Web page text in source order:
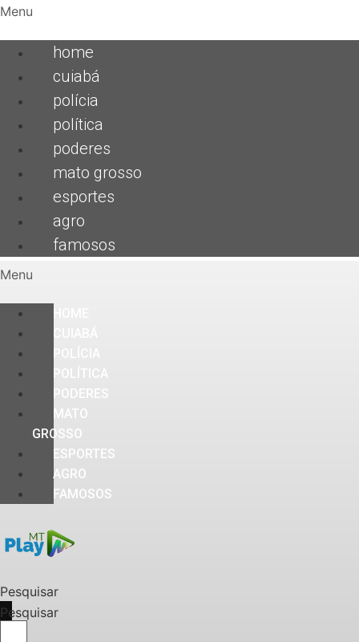
Menu
home
cuiabá
polícia
política
poderes
mato grosso
esportes
agro
famosos
Menu
PODERES
MATO
GROSSO
ESPORTES
AGRO
FAMOSOS
Pesquisar
Pesquisar